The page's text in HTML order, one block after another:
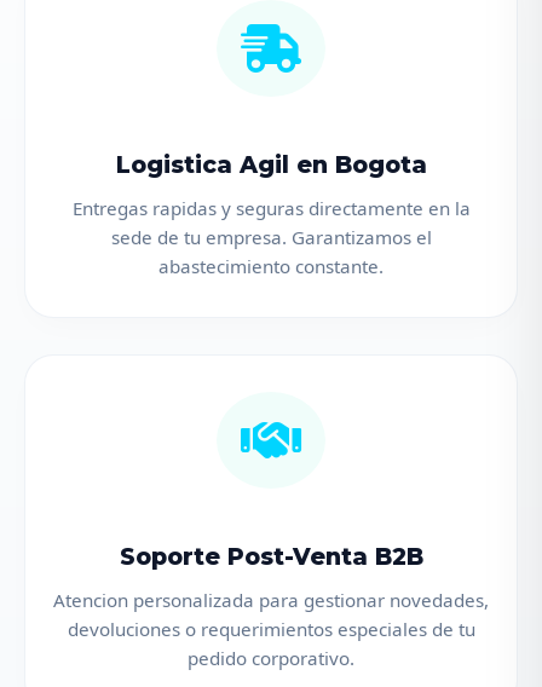
Logistica Agil en Bogota
Entregas rapidas y seguras directamente en la
sede de tu empresa. Garantizamos el
abastecimiento constante.
Soporte Post-Venta B2B
Atencion personalizada para gestionar novedades,
devoluciones o requerimientos especiales de tu
pedido corporativo.